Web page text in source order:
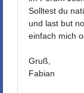
Solltest du
und last but
einfach mich
Gruß,
Fabian